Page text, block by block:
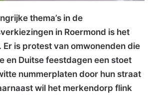
thema’s in de
in Roermond is het
Er is protest van omwonenden die
en Duitse feestdagen een stoet
nummerplaten door hun straat
wil het merkendorp flink